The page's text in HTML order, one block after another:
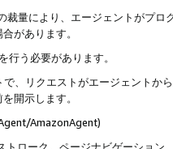
裁量により、エージェントがプ
があります。
行う必要があります。
、リクエストがエージェントか
開示します。
AmazonAgent)
トローク、ページナビゲーショ